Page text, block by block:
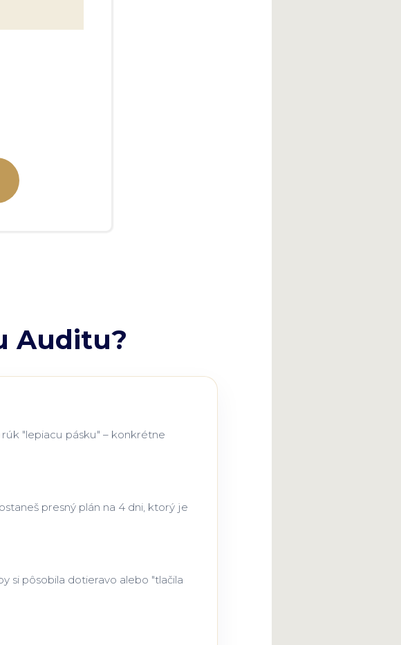
Auditu?
"lepiacu pásku" – konkrétne
presný plán na 4 dni, ktorý je
si pôsobila dotieravo alebo "tlačila